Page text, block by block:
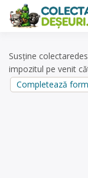
content
Susține
impozitul pe venit
Completează